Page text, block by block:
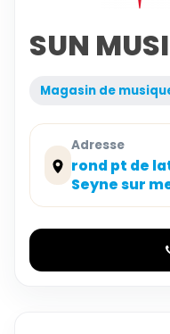
SUN
Magasin de
Adresse
rond pt de
Seyne sur